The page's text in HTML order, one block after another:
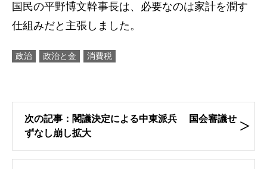
国民の平野博文幹事長は、必要なのは家計を潤す
仕組みだと主張しました。
政治 政治と金 消費税
次の記事：閣議決定による中東派兵 国会審議せ
ずなし崩し拡大